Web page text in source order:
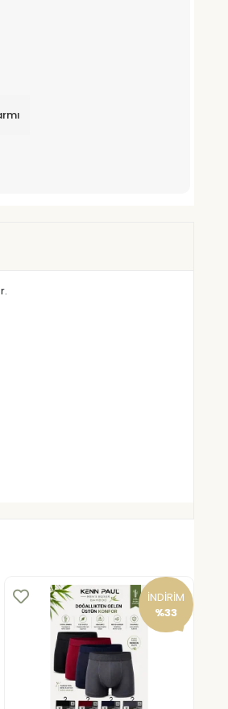
İNDİRİM
%33